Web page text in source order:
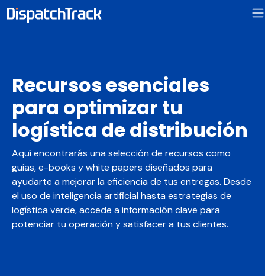
Recursos esenciales
para optimizar tu
logística de distribución
Aquí encontrarás una selección de recursos como
guías, e-books y white papers diseñados para
ayudarte a mejorar la eficiencia de tus entregas. Desde
el uso de inteligencia artificial hasta estrategias de
logística verde, accede a información clave para
potenciar tu operación y satisfacer a tus clientes.